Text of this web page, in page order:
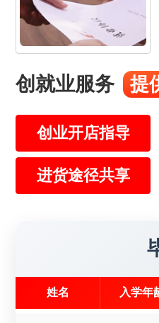
创就业服务 提
创业开店指导
进货途径共享
姓名 入学年
杨* 18
冯* 16
屈*天
李*东